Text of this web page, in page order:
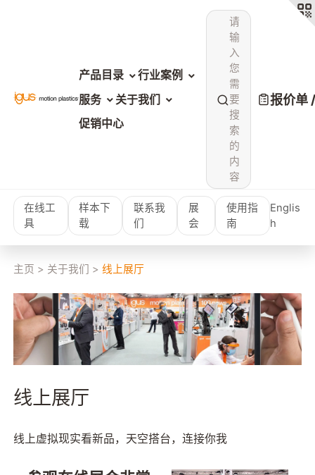
产品目录
行业案例
服务
关于我们
促销中心
请
输
入
您
需
要
搜
索
的
内
容
报价单
在线工
具
样本下
载
联系我
们
展
会
使用指
南
Englis
h
主页 > 关于我们 > 线上展厅
线上展厅
线上虚拟现实看新品，天空搭台，连接你我